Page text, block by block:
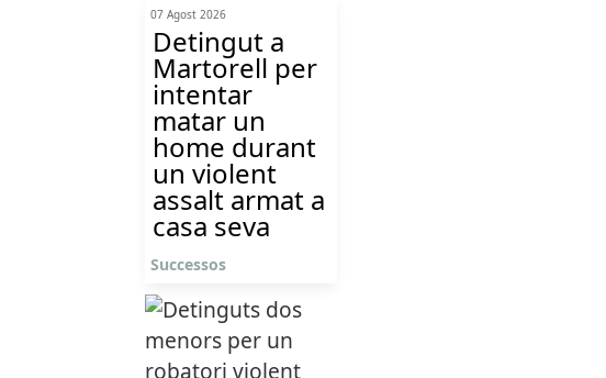
07 Agost 2026
Detingut a
Martorell per
intentar
matar un
home durant
un violent
assalt armat a
casa seva
Successos